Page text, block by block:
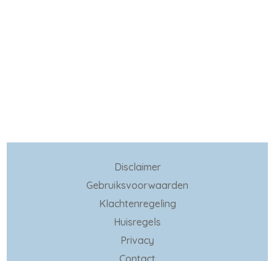
Disclaimer
Gebruiksvoorwaarden
Klachtenregeling
Huisregels
Privacy